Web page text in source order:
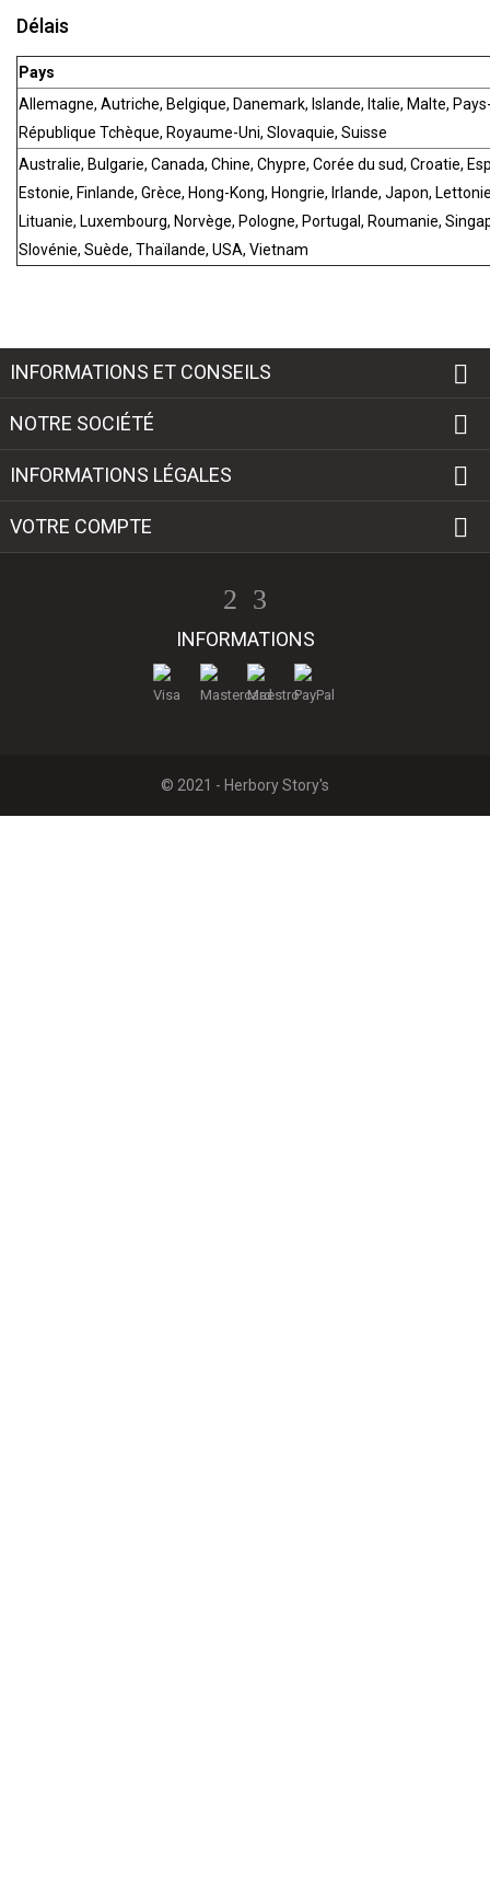
Délais
Pays
Allemagne, Autriche, Belgique, Danemark, Islande, Italie, Malte,
République Tchèque, Royaume-Uni, Slovaquie, Suisse
Australie, Bulgarie, Canada, Chine, Chypre, Corée du sud, Croatie,
Estonie, Finlande, Grèce, Hong-Kong, Hongrie, Irlande, Japon,
Lituanie, Luxembourg, Norvège, Pologne, Portugal, Roumanie,
Slovénie, Suède, Thaïlande, USA, Vietnam
INFORMATIONS ET CONSEILS 
NOTRE SOCIÉTÉ 
INFORMATIONS LÉGALES 
VOTRE COMPTE 
INFORMATIONS
© 2021 - Herbory Story's